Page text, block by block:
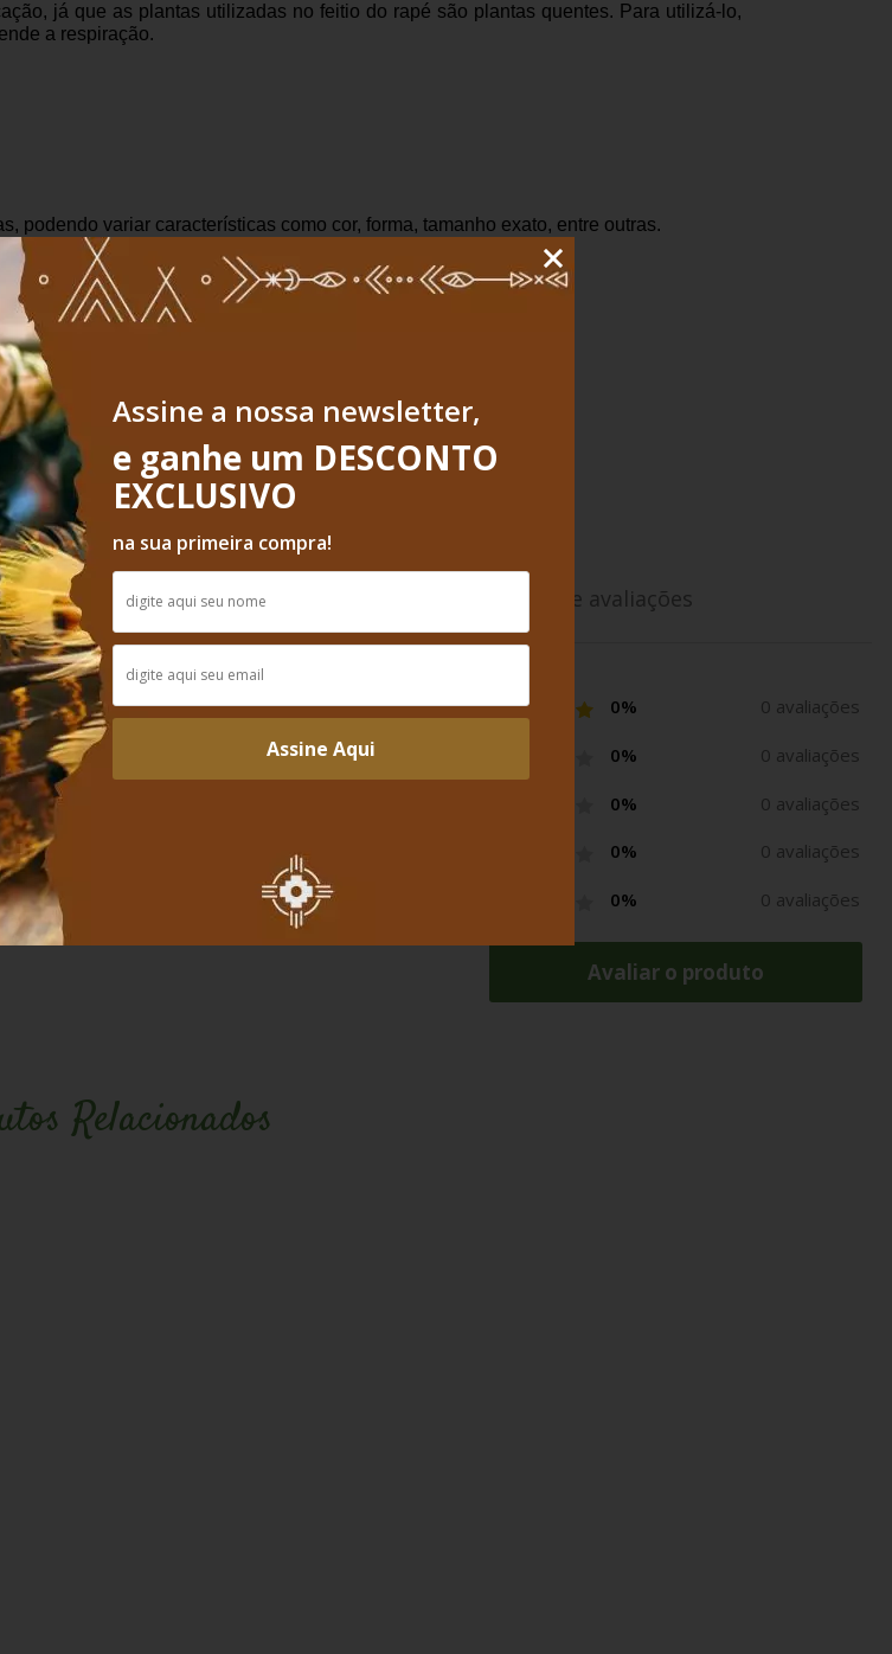
já que as plantas utilizadas no feitio do rapé são plantas quentes. Para utilizá-lo,
a respiração.
podendo variar características como cor, forma, tamanho exato, entre outras.
Avaliações
produto.
Média de avaliações
0% 0 avaliações
0% 0 avaliações
0% 0 avaliações
0% 0 avaliações
0% 0 avaliações
Avaliar o produto
Relacionados
Assine a nossa newsletter,
e ganhe um DESCONTO
EXCLUSIVO
na sua primeira compra!
Assine Aqui